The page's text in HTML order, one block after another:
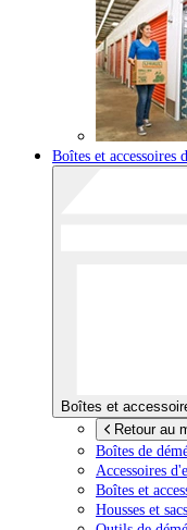
Boîtes et accessoires
Boîtes et
Retour au
Boîtes de
Accessoires
Boîtes et
Housses et sacs